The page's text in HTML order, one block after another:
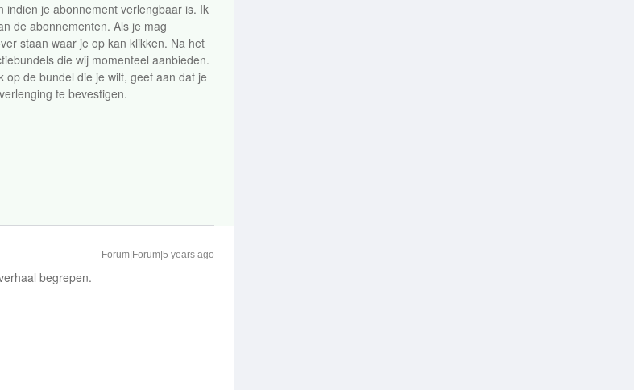
je abonnement verlengbaar is. Ik
de abonnementen. Als je mag
staan waar je op kan klikken. Na het
die wij momenteel aanbieden.
de bundel die je wilt, geef aan dat je
te bevestigen.
Forum|Forum|5 years ago
begrepen.